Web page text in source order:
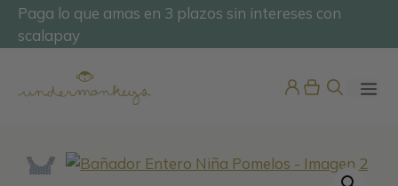
SaltarPaga lo que amas en 3 plazos sin intereses con
scalapay
@undermonkeyskids